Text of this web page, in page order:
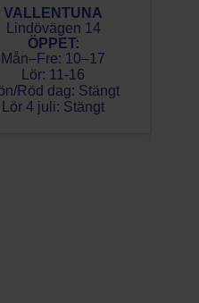
VALLENTUNA
Lindövägen 14
ÖPPET:
Mån–Fre: 10–17
Lör: 11-16
Röd dag: Stängt
Lör 4 juli: Stängt